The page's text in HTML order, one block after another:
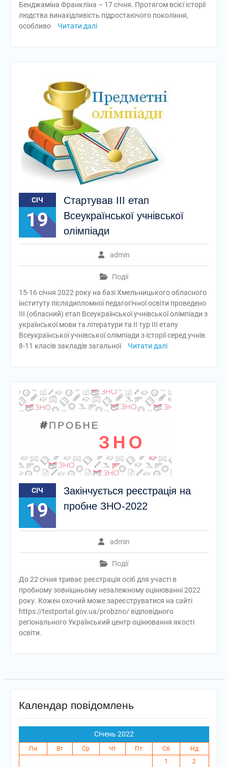
Бенджаміна Франкліна – 17 січня. Протягом всієї історії
людства винахідливість підростаючого покоління,
особливо
Читати далі
СІЧ
19
Стартував ІІІ етап
Всеукраїнської учнівської
олімпіади
admin
Події
15-16 січня 2022 року на базі Хмельницького обласного
інституту післядипломної педагогічної освіти проведено
ІІІ (обласний) етап Всеукраїнської учнівської олімпіади з
української мови та літератури та ІІ тур ІІІ етапу
Всеукраїнської учнівської олімпіади з історії серед учнів
8-11 класів закладів загальної
Читати далі
СІЧ
19
Закінчується реєстрація на
пробне ЗНО-2022
admin
Події
До 22 січня триває реєстрація осіб для участі в
пробному зовнішньому незалежному оцінюванні 2022
року. Кожен охочий може зареєструватися на сайті
https://testportal.gov.ua/probzno/ відповідного
регіонального Український центр оцінювання якості
освіти.
Календар повідомлень
Січень 2022
Пн Вт Ср Чт Пт Сб
Нд
1
2